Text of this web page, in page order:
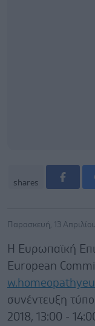
shares
Παρασκευή, 13
Η Ευρωπαϊκή
European
συνέντευξη
2018, 13:00 -